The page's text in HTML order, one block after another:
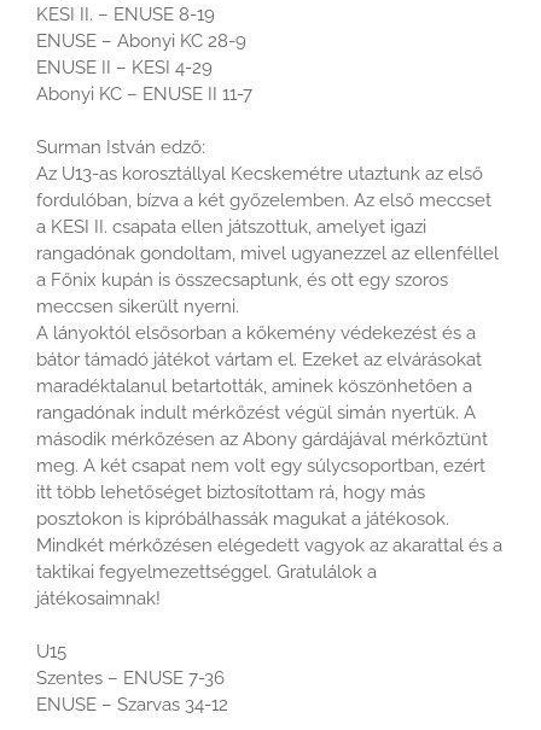
KESI II. – ENUSE 8-19
ENUSE – Abonyi KC 28-9
ENUSE II – KESI 4-29
Abonyi KC – ENUSE II 11-7
Surman István edző:
Az U13-as korosztállyal Kecskemétre utaztunk az első
fordulóban, bízva a két győzelemben. Az első meccset
a KESI II. csapata ellen játszottuk, amelyet igazi
rangadónak gondoltam, mivel ugyanezzel az ellenféllel
a Főnix kupán is összecsaptunk, és ott egy szoros
meccsen sikerült nyerni.
A lányoktól elsősorban a kőkemény védekezést és a
bátor támadó játékot vártam el. Ezeket az elvárásokat
maradéktalanul betartották, aminek köszönhetően a
rangadónak indult mérkőzést végül simán nyertük. A
második mérkőzésen az Abony gárdájával mérkőztünt
meg. A két csapat nem volt egy súlycsoportban, ezért
itt több lehetőséget biztosítottam rá, hogy más
posztokon is kipróbálhassák magukat a játékosok.
Mindkét mérkőzésen elégedett vagyok az akarattal és a
taktikai fegyelmezettséggel. Gratulálok a
játékosaimnak!
U15
Szentes – ENUSE 7-36
ENUSE – Szarvas 34-12